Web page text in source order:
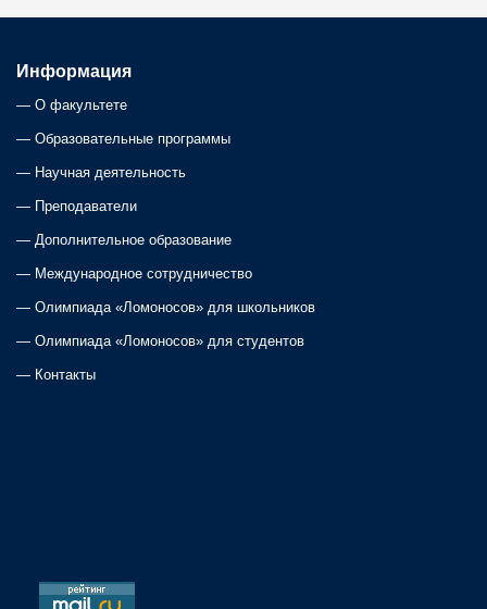
t
s
n
a
v
i
g
a
n
Информация
— О факультете
— Образовательные программы
— Научная деятельность
— Преподаватели
— Дополнительное образование
— Международное сотрудничество
— Олимпиада «Ломоносов» для школьников
— Олимпиада «Ломоносов» для студентов
— Контакты